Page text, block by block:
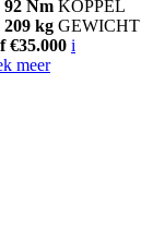
92 Nm KOPPEL
209 kg GEWICHT
€35.000 i
meer